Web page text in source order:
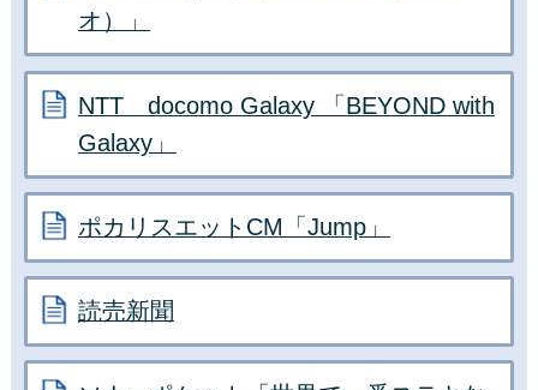
オ）」
NTT docomo Galaxy 「BEYOND with
Galaxy」
ポカリスエットCM「Jump」
読売新聞